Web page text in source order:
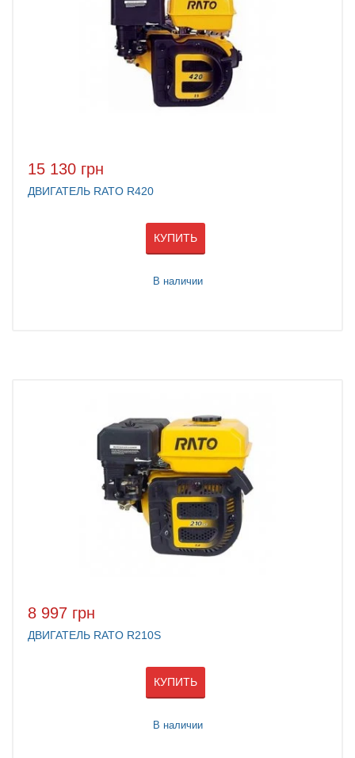
15 130 грн
ДВИГАТЕЛЬ RATO R420
КУПИТЬ
В наличии
8 997 грн
ДВИГАТЕЛЬ RATO R210S
КУПИТЬ
В наличии